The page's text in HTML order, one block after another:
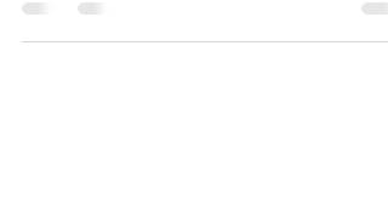
búcaro, una arcilla roja muy fina y porosa,
creyendo que les ayudaba a blanquear la piel.